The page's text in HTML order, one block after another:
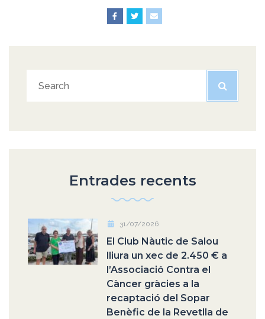
Entrades recents
31/07/2026
El Club Nàutic de Salou
lliura un xec de 2.450 € a
l’Associació Contra el
Càncer gràcies a la
recaptació del Sopar
Benèfic de la Revetlla de